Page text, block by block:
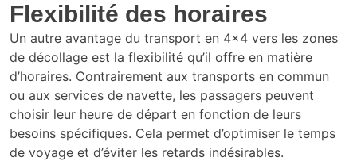
Flexibilité des horaires
Un autre avantage du transport en 4×4 vers les zones
de décollage est la flexibilité qu’il offre en matière
d’horaires. Contrairement aux transports en commun
ou aux services de navette, les passagers peuvent
choisir leur heure de départ en fonction de leurs
besoins spécifiques. Cela permet d’optimiser le temps
de voyage et d’éviter les retards indésirables.